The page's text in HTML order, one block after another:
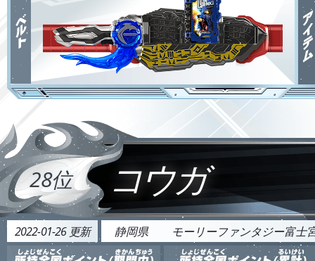
28位 コウガ
2022-01-26 更新 静岡県 モーリーファンタジー富士